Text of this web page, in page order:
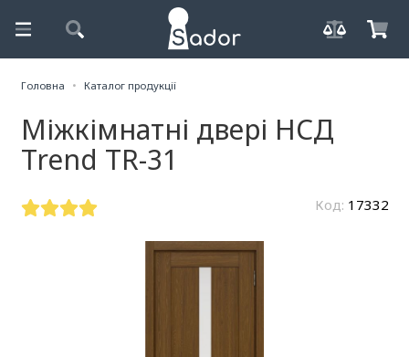
Головна Каталог продукції
Міжкімнатні двері НСД
Trend TR-31
Код: 17332